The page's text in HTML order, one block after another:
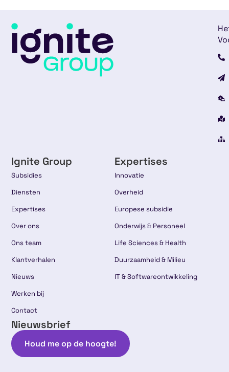
Ignite Group
Subsidies
Diensten
Expertises
Over ons
Ons team
Klantverhalen
Nieuws
Werken bij
Contact
Expertises
Innovatie
Overheid
Europese subsidie
Onderwijs & Personeel
Life Sciences & Health
Duurzaamheid & Milieu
IT & Softwareontwikkeling
Nieuwsbrief
Houd me op de hoogte!